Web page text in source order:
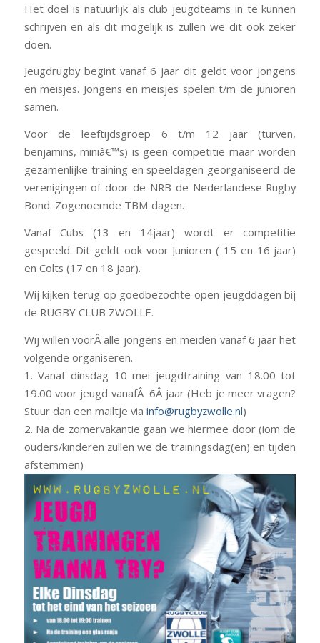
Het doel is natuurlijk als club jeugdteams in te kunnen
schrijven en als dit mogelijk is zullen we dit ook zeker
doen.
Jeugdrugby begint vanaf 6 jaar dit geldt voor jongens
en meisjes. Jongens en meisjes spelen t/m de junioren
samen.
Voor de leeftijdsgroep 6 t/m 12 jaar (turven,
benjamins, miniâ€™s) is geen competitie maar worden
gezamenlijke training en speeldagen georganiseerd de
verenigingen of door de NRB de Nederlandese Rugby
Bond. Zogenoemde TBM dagen.
Vanaf Cubs (13 en 14jaar) wordt er competitie
gespeeld. Dit geldt ook voor Junioren ( 15 en 16 jaar)
en Colts (17 en 18 jaar).
Wij kijken terug op goedbezochte open jeugddagen bij
de RUGBY CLUB ZWOLLE.
Wij willen voorÂ alle jongens en meiden vanaf 6 jaar het
volgende organiseren.
1. Vanaf dinsdag 10 mei jeugdtraining van 18.00 tot
19.00 voor jeugd vanafÂ 6Â jaar (Heb je meer vragen?
Stuur dan een mailtje via info@rugbyzwolle.nl)
2. Na de zomervakantie gaan we hiermee door (iom de
ouders/kinderen zullen we de trainingsdag(en) en tijden
afstemmen)